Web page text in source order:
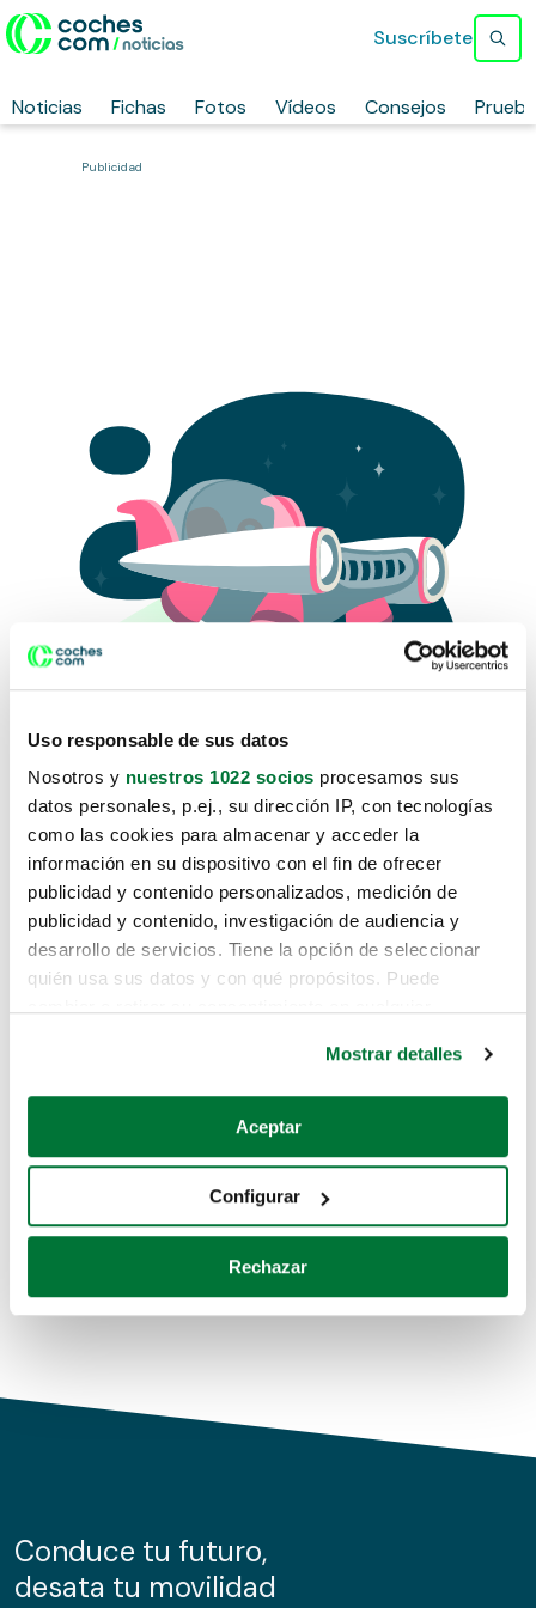
Uso responsable de sus datos
Nosotros y nuestros 1022 socios procesamos sus
datos personales, p.ej., su dirección IP, con tecnologías
como las cookies para almacenar y acceder la
información en su dispositivo con el fin de ofrecer
publicidad y contenido personalizados, medición de
publicidad y contenido, investigación de audiencia y
desarrollo de servicios. Tiene la opción de seleccionar
quién usa sus datos y con qué propósitos. Puede
Si lo permite, también quisiéramos:
Recopilar información sobre su ubicación geográfica
Identificar su dispositivo analizándolo activamente
para buscar características específicas (huellas
Obtenga más información sobre cómo se procesan sus
de cookies.
información sobre el uso que haga del sitio web con
nuestros partners de redes sociales, publicidad y análisis
Mostrar detalles
Aceptar
Configurar
Rechazar
Noticias Fichas Fotos Vídeos Consejos
Suscríbete
Publicidad
Lo sentimos, no sabemos como
te hemos traido hasta aquí.
Pero puedes encontrar el coche que estás
buscando en alguno de estos enlaces:
Coches de segunda mano
Coches de km0
Conduce tu futuro,
desata tu movilidad